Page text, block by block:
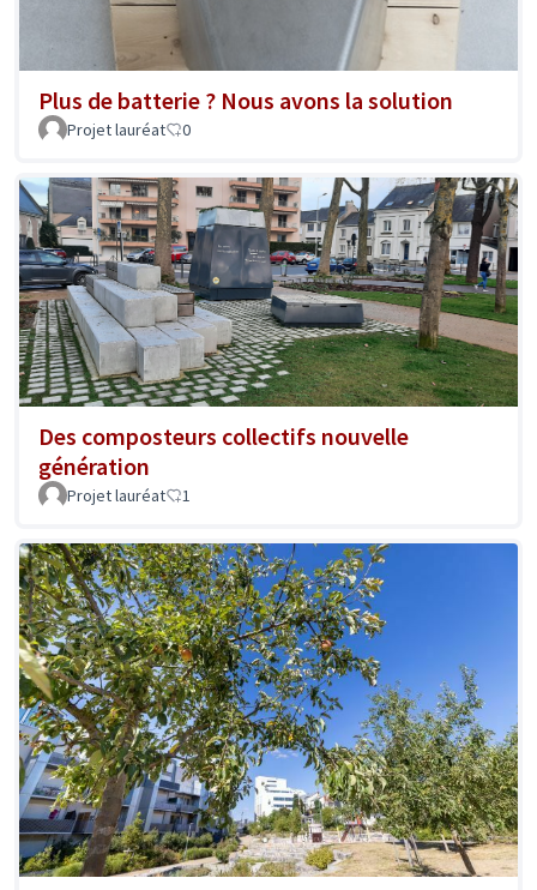
Plus de batterie ? Nous avons la solution
Projet lauréat 0
Des composteurs collectifs nouvelle
génération
Projet lauréat 1